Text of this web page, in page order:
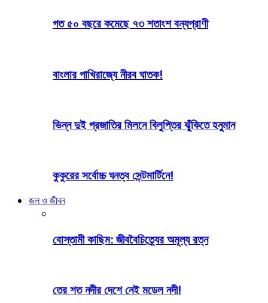
গত ৫০ বছরে কমেছে ৭৩ শতাংশ বন্যপ্রাণী
বাংলার পাখিরাজ্যে নীরব ঘাতক!
ভিন্ন দুই প্রজাতির মিলনে বিলুপ্তির ঝুঁকিতে হনুমান
কুকুরের সর্বোচ্চ ঘনত্ব সেন্টমার্টিনে!
জল ও জীবন
বোস্তামী কাছিম: জীববৈচিত্র্যের অমূল্য রত্ন
তের শত নদীর দেশে নেই মডেল নদী!